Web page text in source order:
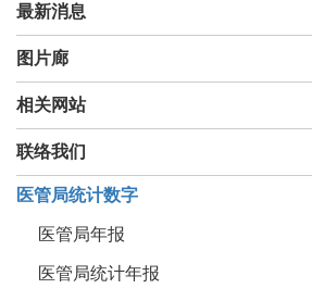
最新消息
图片廊
相关网站
联络我们
医管局统计数字
医管局年报
医管局统计年报